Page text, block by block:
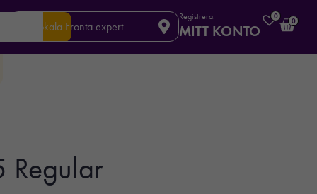
Din lokala Fronta expert
Registrera:
MITT KONTO
0
0
Regular